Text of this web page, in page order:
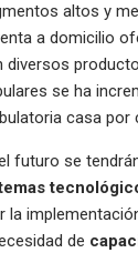
altos y
a domicilio
diversos
se ha
casa por
futuro se
la
de